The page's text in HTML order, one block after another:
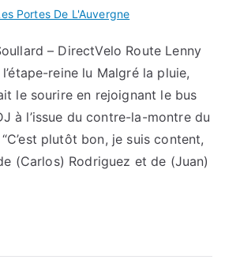
Portes De L'Auvergne
– DirectVelo Route Lenny
reine lu Malgré la pluie,
le sourire en rejoignant le bus
à l’issue du contre-la-montre du
plutôt bon, je suis content,
(Carlos) Rodriguez et de (Juan)